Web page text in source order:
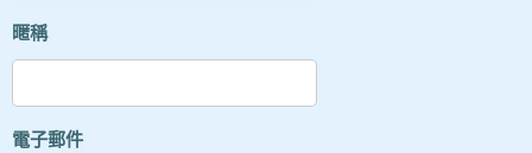
暱稱
電子郵件